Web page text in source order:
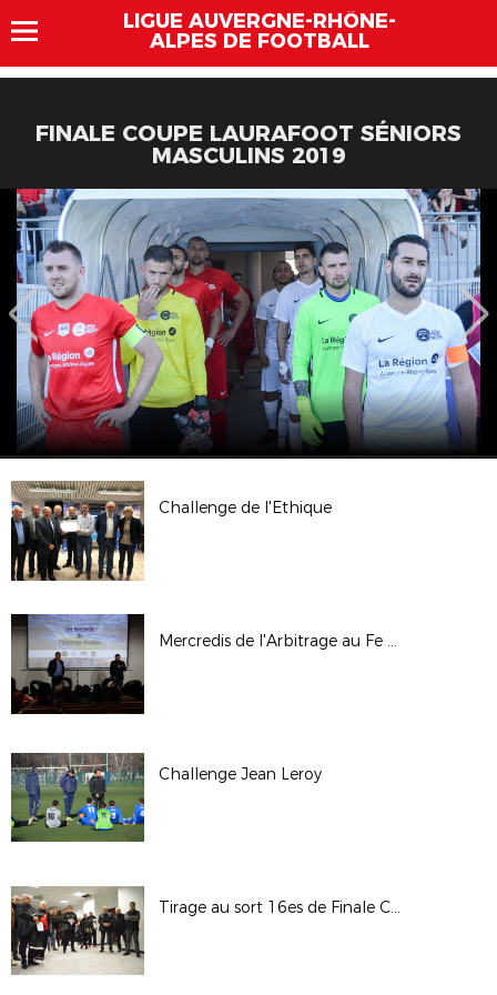
LIGUE AUVERGNE-RHÔNE-
ALPES DE FOOTBALL
FINALE COUPE LAURAFOOT SÉNIORS
MASCULINS 2019
Challenge de l'Ethique
Mercredis de l'Arbitrage au Fe - 31/01/18
Challenge Jean Leroy
Tirage au sort 16es de Finale Coupe LAuRAFoot